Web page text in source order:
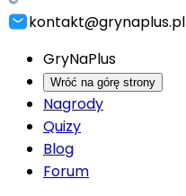
kontakt@grynaplus.pl
GryNaPlus
Wróć na górę strony
Nagrody
Quizy
Blog
Forum